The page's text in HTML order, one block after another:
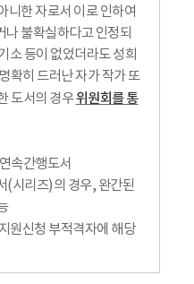
니한 자로서 이로 인하여
나 불확실하다고 인정되
소 등이 없었더라도 성희
확히 드러난 자가 작가 또
도서의 경우위원회를 통
속간행도서
(시리즈)의 경우, 완간된
원신청 부적격자에 해당